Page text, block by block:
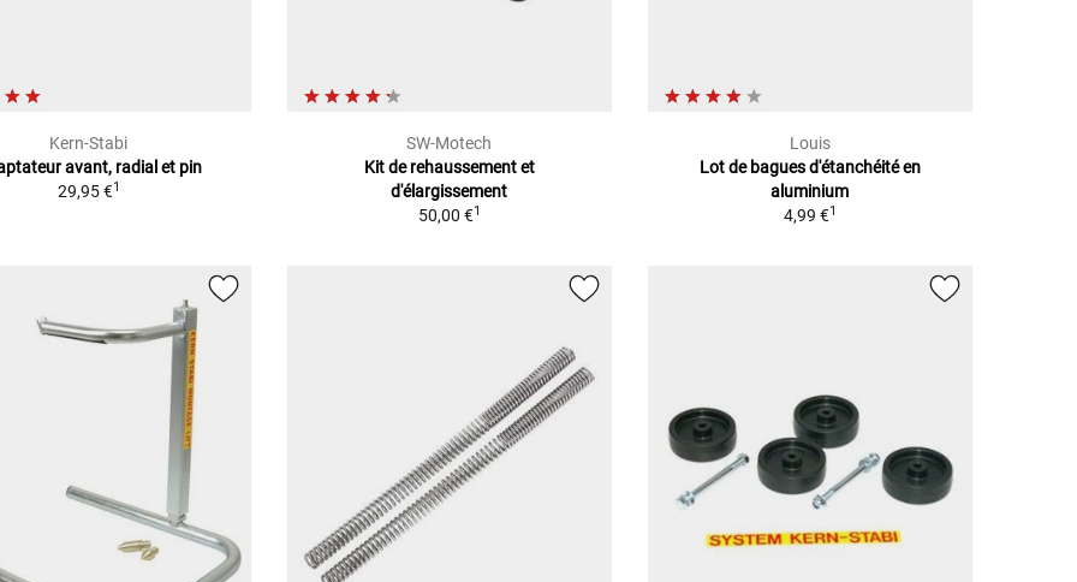
Kern-Stabi
avant, radial et pin
29,95 €1
SW-Motech
Kit de rehaussement et
d'élargissement
50,00 €1
Louis
Lot de bagues d'étanchéité en
aluminium
4,99 €1